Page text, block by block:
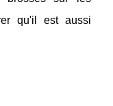
qu'il est aussi